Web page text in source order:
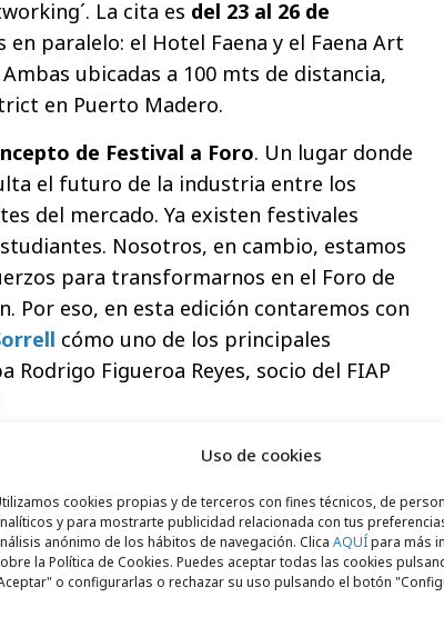
Uso de cookies
cookies propias y de terceros con fines técnicos, de
y para mostrarte publicidad relacionada con tus
anónimo de los hábitos de navegación. Clica AQUÍpara más
la Política de Cookies. Puedes aceptar todas las cookies
o configurarlas o rechazar su uso pulsando el botón
La cita es del 23 al 26 de
en paralelo: el Hotel Faena y el Faena Art
Ambas ubicadas a 100 mts de distancia,
en Puerto Madero.
de Festival a Foro. Un lugar donde
el futuro de la industria entre los
del mercado. Ya existen festivales
Nosotros, en cambio, estamos
para transformarnos en el Foro de
Por eso, en esta edición contaremos con
cómo uno de los principales
Rodrigo Figueroa Reyes, socio del FIAP
, las agencias creativas, anunciantes,
centrales de medios,
públicas, estudiantes y profesionales
de habla hispana y portuguesa
, que será evaluado por un reconocido
en las próximas semanas.